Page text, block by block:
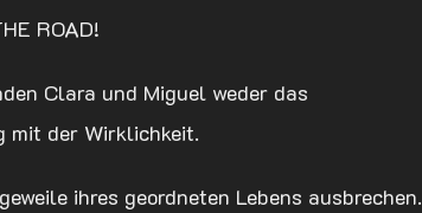
ROAD!
Clara und Miguel weder das
mit der Wirklichkeit.
ihres geordneten Lebens ausbrechen.